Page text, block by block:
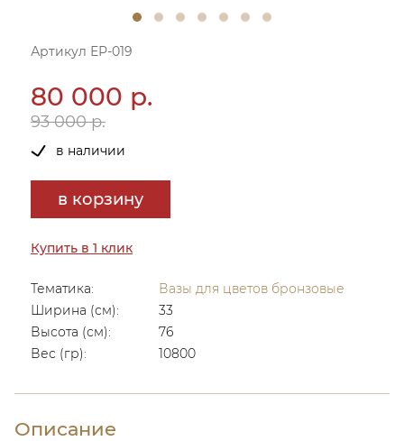
Артикул ЕР-019
80 000 р.
93 000 р.
в наличии
в корзину
Купить в 1 клик
Тематика:
Вазы для цветов бронзовые
Ширина (см):
33
Высота (см):
76
Вес (гр):
10800
Описание